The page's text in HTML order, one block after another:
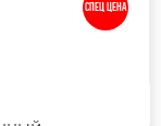
СПЕЦ ЦЕНА